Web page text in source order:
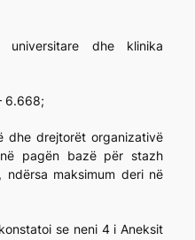
dhe klinika
6.668;
dhe drejtorët organizativë
pagën bazë për stazh
maksimum deri në
se neni 4 i Aneksit